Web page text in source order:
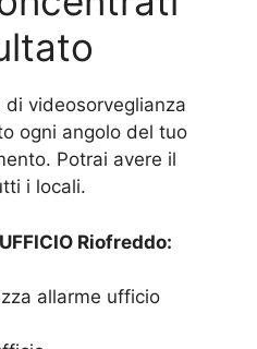
videosorveglianza
ogni angolo del tuo
Potrai avere il
i locali.
Riofreddo:
allarme ufficio